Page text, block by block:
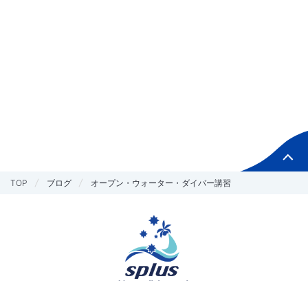
TOP ブログ オープン・ウォーター・ダイバー講習